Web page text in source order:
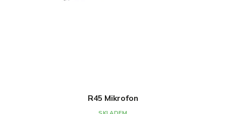
R45 Mikrofon